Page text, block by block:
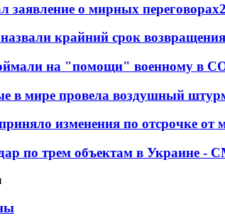
заявление о мирных переговорах
крайний срок
на "помощи" военному в
в мире провела воздушный
изменения по отсрочке от
по трем объектам в Украине -